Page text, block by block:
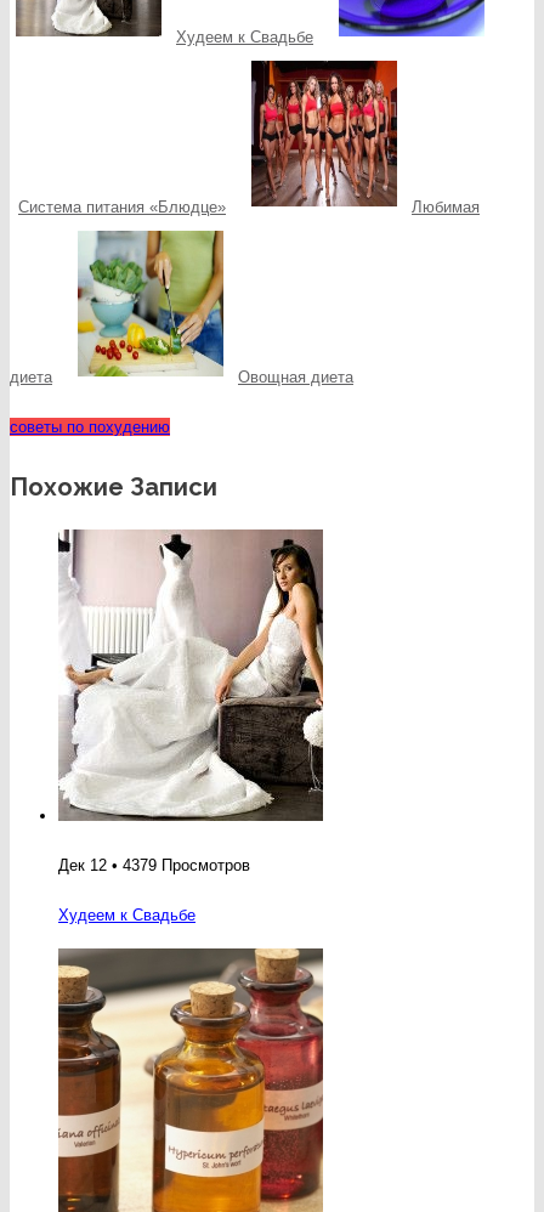
Худеем к Свадьбе
Система питания «Блюдце» Любимая
диета Овощная диета
советы по похудению
Похожие Записи
Дек 12 • 4379 Просмотров
Худеем к Свадьбе